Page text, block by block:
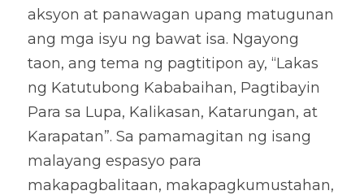
aksyon at panawagan upang matugunan
ang mga isyu ng bawat isa. Ngayong
taon, ang tema ng pagtitipon ay, “Lakas
ng Katutubong Kababaihan, Pagtibayin
Para sa Lupa, Kalikasan, Katarungan, at
Karapatan”. Sa pamamagitan ng isang
malayang espasyo para
makapagbalitaan, makapagkumustahan,